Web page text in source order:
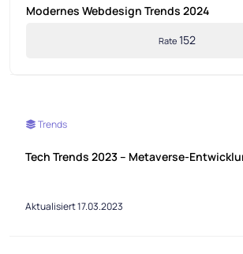
Modernes Webdesign Trends 2024
Rate152
Trends
Tech Trends 2023 – Metaverse-
Aktualisiert 17.03.2023